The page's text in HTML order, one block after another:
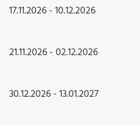
17.11.2026 - 10.12.2026
21.11.2026 - 02.12.2026
30.12.2026 - 13.01.2027